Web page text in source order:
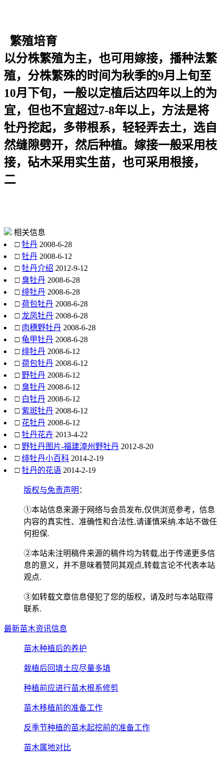
繁殖培育
以分株繁殖为主，也可用嫁接，播种法繁
殖，分株繁殊的时间为秋季的9月上旬至
10月下旬，一般以定植后达四年以上的为
宜，但也不宜超过7-8年以上，方法是将
牡丹挖起，多带根系，轻轻弄去土，选自
然缝隙劈开，然后种植。嫁接一般采用枝
接，砧木采用实生苗，也可采用根接，
二
相关信息
□ 牡丹 2008-6-28
□ 牡丹 2008-6-12
□ 牡丹介绍 2012-9-12
□ 臭牡丹 2008-6-28
□ 绯牡丹 2008-6-28
□ 荷包牡丹 2008-6-28
□ 龙凤牡丹 2008-6-28
□ 肉穗野牡丹 2008-6-28
□ 龟甲牡丹 2008-6-28
□ 绯牡丹 2008-6-12
□ 荷包牡丹 2008-6-12
□ 野牡丹 2008-6-12
□ 臭牡丹 2008-6-12
□ 白牡丹 2008-6-12
□ 紫斑牡丹 2008-6-12
□ 花牡丹 2008-6-12
□ 牡丹花卉 2013-4-22
□ 野牡丹图片-福建漳州野牡丹 2012-8-20
□ 绯牡丹小百科 2014-2-19
□ 牡丹的花语 2014-2-19
版权与免责声明 ：
①本站信息来源于网络与会员发布,仅供浏览参考，信息
内容的真实性、准确性和合法性,请谨慎采纳.本站不做任
何担保.
②本站未注明稿件来源的稿件均为转载,出于传递更多信
息的意义，并不意味着赞同其观点,转载言论不代表本站
观点.
③如转载文章信息侵犯了您的版权，请及时与本站取得
联系.
最新苗木资讯信息
苗木种植后的养护
栽植后回填土应尽量多填
种植前应进行苗木根系修剪
苗木移植前的准备工作
反季节种植的苗木起挖前的准备工作
苗木属地对比